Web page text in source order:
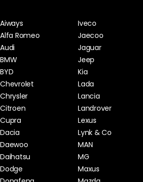
Aiways
Alfa Romeo
Audi
BMW
BYD
Chevrolet
Chrysler
Citroen
Cupra
Dacia
Daewoo
Daihatsu
Dodge
Iveco
Jaecoo
Jaguar
Jeep
Kia
Lada
Lancia
Landrover
Lexus
Lynk & Co
MAN
MG
Maxus